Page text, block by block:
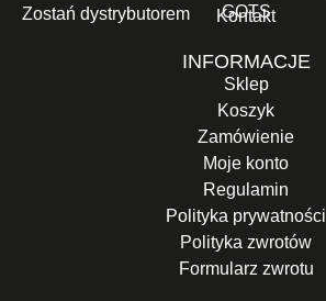
GOTS
Zostań dystrybutorem Kontakt
INFORMACJE
Sklep
Koszyk
Zamówienie
Moje konto
Regulamin
Polityka prywatności
Polityka zwrotów
Formularz zwrotu